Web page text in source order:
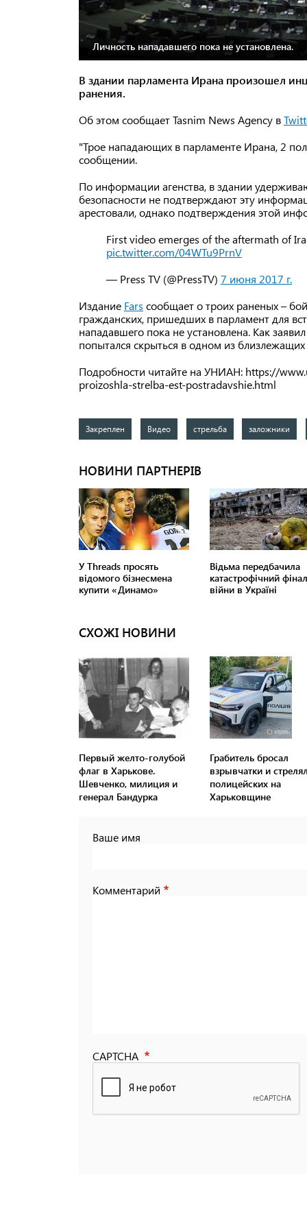
Личность нападавшего пока не установлена.
В здании парламента Ирана произошел
ранения.
Об этом сообщает Tasnim News Agency в
"Трое нападающих в парламенте Ирана, 2
сообщении.
По информации агенства, в здании
безопасности не подтверждают эту
арестовали, однако подтверждения этой
First video emerges of the aftermath of
pic.twitter.com/04WTu9PrnV
— Press TV (@PressTV) 7 июня 2017 г.
Издание Fars сообщает о троих раненых –
гражданских, пришедших в парламент для
нападавшего пока не установлена. Как
попытался скрыться в одном из
Подробности читайте на УНИАН: https://
proizoshla-strelba-est-postradavshie.html
Закреплен Видео стрельба заложники
СХОЖІ НОВИНИ
Первый желто-голубой
флаг в Харькове.
Шевченко, милиция и
генерал Бандурка
Грабитель бросал
взрывчатки и
полицейских на
Харьковщине
Ваше имя
Комментарий
CAPTCHA